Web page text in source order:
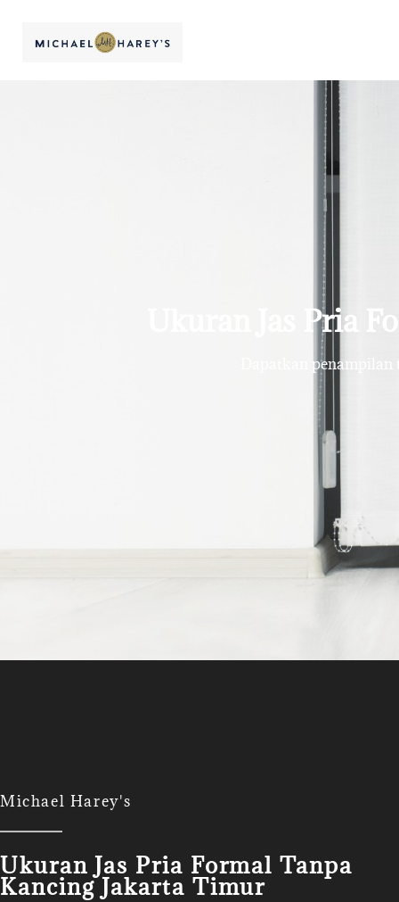
Ukuran Jas Pria
Dapatkan
Michael Harey's
Ukuran Jas Pria Formal Tanpa
Kancing Jakarta Timur